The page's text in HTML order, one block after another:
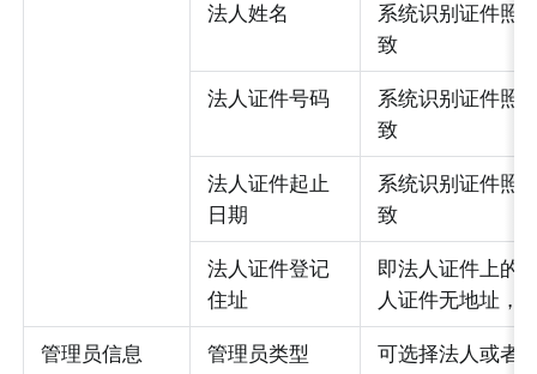
法人姓名
系统识别证件照
致
法人证件号码
系统识别证件照
致
法人证件起止
日期
系统识别证件照
致
法人证件登记
住址
即法人证件上的
人证件无地址，
管理员信息 管理员类型 可选择法人或者